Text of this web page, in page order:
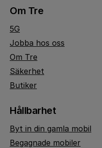
Om Tre
5G
Jobba hos oss
Om Tre
Säkerhet
Butiker
Hållbarhet
Byt in din gamla mobil
Begagnade mobiler